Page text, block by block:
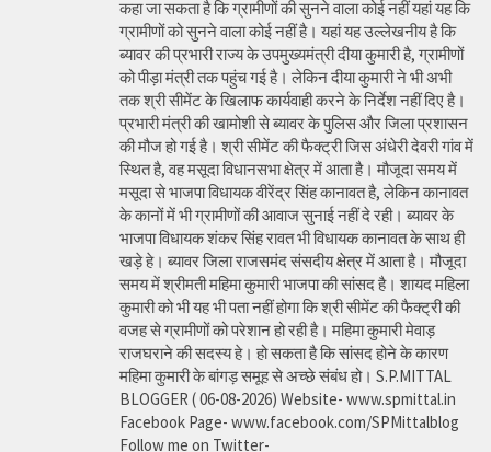
कहा जा सकता है कि ग्रामीणों की सुनने वाला कोई नहीं यहां यह कि
ग्रामीणों को सुनने वाला कोई नहीं है। यहां यह उल्लेखनीय है कि
ब्यावर की प्रभारी राज्य के उपमुख्यमंत्री दीया कुमारी है, ग्रामीणों
को पीड़ा मंत्री तक पहुंच गई है। लेकिन दीया कुमारी ने भी अभी
तक श्री सीमेंट के खिलाफ कार्यवाही करने के निर्देश नहीं दिए है।
प्रभारी मंत्री की खामोशी से ब्यावर के पुलिस और जिला प्रशासन
की मौज हो गई है। श्री सीमेंट की फैक्ट्री जिस अंधेरी देवरी गांव में
स्थित है, वह मसूदा विधानसभा क्षेत्र में आता है। मौजूदा समय में
मसूदा से भाजपा विधायक वीरेंद्र सिंह कानावत है, लेकिन कानावत
के कानों में भी ग्रामीणों की आवाज सुनाई नहीं दे रही। ब्यावर के
भाजपा विधायक शंकर सिंह रावत भी विधायक कानावत के साथ ही
खड़े हे। ब्यावर जिला राजसमंद संसदीय क्षेत्र में आता है। मौजूदा
समय में श्रीमती महिमा कुमारी भाजपा की सांसद है। शायद महिला
कुमारी को भी यह भी पता नहीं होगा कि श्री सीमेंट की फैक्ट्री की
वजह से ग्रामीणों को परेशान हो रही है। महिमा कुमारी मेवाड़
राजघराने की सदस्य हे। हो सकता है कि सांसद होने के कारण
महिमा कुमारी के बांगड़ समूह से अच्छे संबंध हो। S.P.MITTAL
BLOGGER ( 06-08-2026) Website- www.spmittal.in
Facebook Page- www.facebook.com/SPMittalblog
Follow me on Twitter-